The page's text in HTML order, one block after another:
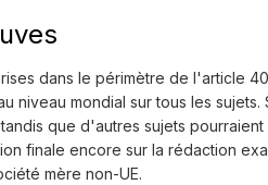
dans le périmètre de l'article
niveau mondial sur tous les
que d'autres sujets
finale encore sur la rédaction
mère non-UE.